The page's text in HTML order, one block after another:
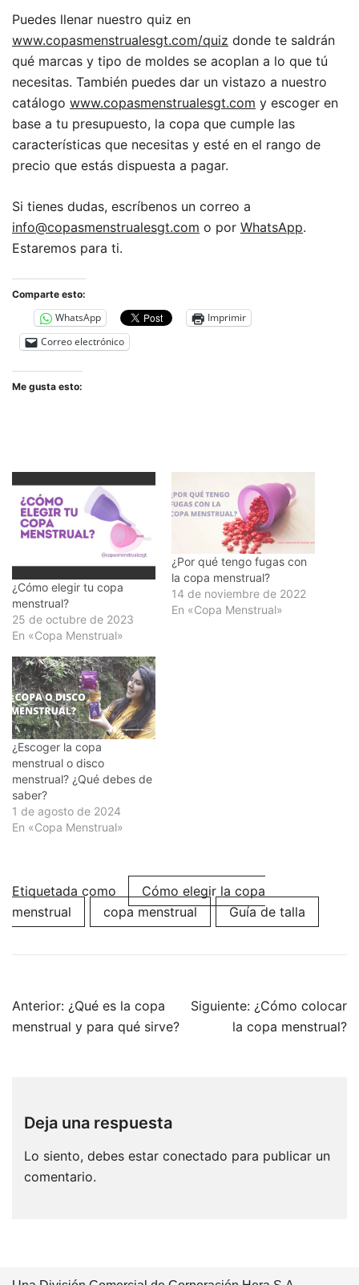
Puedes llenar nuestro quiz en
www.copasmenstrualesgt.com/quiz donde te saldrán
qué marcas y tipo de moldes se acoplan a lo que tú
necesitas. También puedes dar un vistazo a nuestro
catálogo www.copasmenstrualesgt.com y escoger en
base a tu presupuesto, la copa que cumple las
características que necesitas y esté en el rango de
precio que estás dispuesta a pagar.
Si tienes dudas, escríbenos un correo a
info@copasmenstrualesgt.com o por WhatsApp.
Estaremos para ti.
Comparte esto:
WhatsApp
Imprimir
Correo electrónico
Me gusta esto:
¿Cómo elegir tu copa
menstrual?
25 de octubre de 2023
En «Copa Menstrual»
¿Por qué tengo fugas con
la copa menstrual?
14 de noviembre de 2022
En «Copa Menstrual»
¿Escoger la copa
menstrual o disco
menstrual? ¿Qué debes de
saber?
1 de agosto de 2024
En «Copa Menstrual»
Etiquetada como
Cómo elegir la copa
menstrual
copa menstrual Guía de talla
Navegación
de
Anterior: ¿Qué es la copa
menstrual y para qué sirve?
Siguiente: ¿Cómo colocar
la copa menstrual?
Deja una respuesta
Lo siento, debes estar conectado para publicar un
comentario.